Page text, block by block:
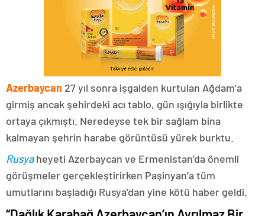
Azerbaycan 27 yıl sonra işgalden kurtulan Ağdam’a
girmiş ancak şehirdeki acı tablo, gün ışığıyla birlikte
ortaya çıkmıştı. Neredeyse tek bir sağlam bina
kalmayan şehrin harabe görüntüsü yürek burktu.
Rusyaheyeti Azerbaycan ve Ermenistan’da önemli
görüşmeler gerçekleştirirken Paşinyan’a tüm
umutlarını başladığı Rusya’dan yine kötü haber geldi.